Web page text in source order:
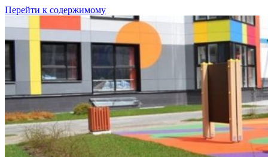
Перейти к содержимому